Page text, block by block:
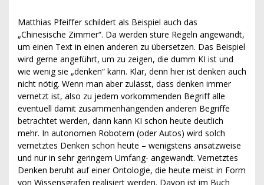
Matthias Pfeiffer schildert als Beispiel auch das
„Chinesische Zimmer“. Da werden sture Regeln angewandt,
um einen Text in einen anderen zu übersetzen. Das Beispiel
wird gerne angeführt, um zu zeigen, die dumm KI ist und
wie wenig sie „denken“ kann. Klar, denn hier ist denken auch
nicht nötig. Wenn man aber zulässt, dass denken immer
vernetzt ist, also zu jedem vorkommenden Begriff alle
eventuell damit zusammenhängenden anderen Begriffe
betrachtet werden, dann kann KI schon heute deutlich
mehr. In autonomen Robotern (oder Autos) wird solch
vernetztes Denken schon heute – wenigstens ansatzweise
und nur in sehr geringem Umfang- angewandt. Vernetztes
Denken beruht auf einer Ontologie, die heute meist in Form
von Wissensgrafen realisiert werden. Davon ist im Buch